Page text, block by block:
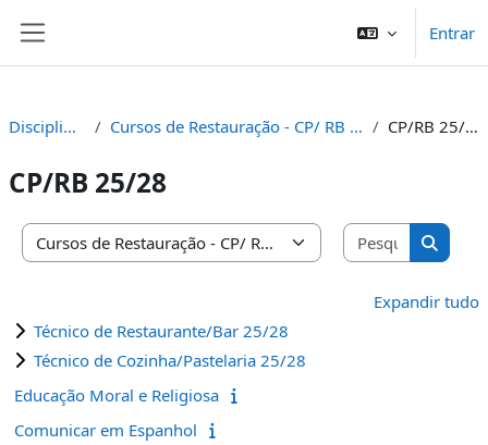
Entrar
Disciplinas Cursos de Restauração - CP/ RB /PP CP/RB 25/28
CP/RB 25/28
Categorias de disciplinas
Expandir tudo
Técnico de Restaurante/Bar 25/28
Técnico de Cozinha/Pastelaria 25/28
Educação Moral e Religiosa
Comunicar em Espanhol